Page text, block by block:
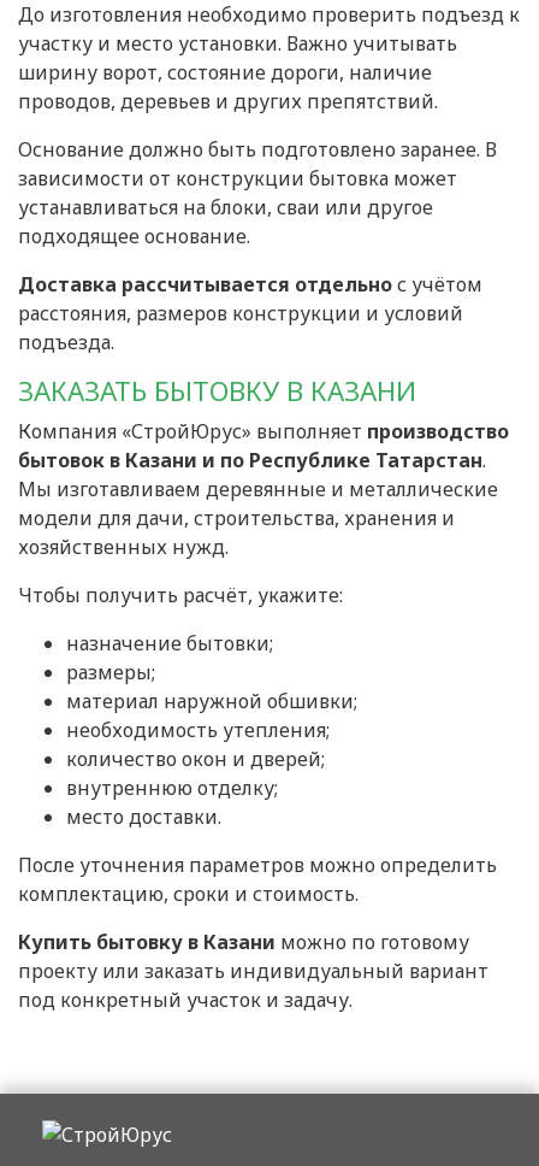
До изготовления необходимо проверить подъезд к
участку и место установки. Важно учитывать
ширину ворот, состояние дороги, наличие
проводов, деревьев и других препятствий.
Основание должно быть подготовлено заранее. В
зависимости от конструкции бытовка может
устанавливаться на блоки, сваи или другое
подходящее основание.
Доставка рассчитывается отдельнос учётом
расстояния, размеров конструкции и условий
подъезда.
ЗАКАЗАТЬ БЫТОВКУ В КАЗАНИ
Компания «СтройЮрус» выполняет производство
бытовок в Казани и по Республике Татарстан.
Мы изготавливаем деревянные и металлические
модели для дачи, строительства, хранения и
хозяйственных нужд.
Чтобы получить расчёт, укажите:
назначение бытовки;
размеры;
материал наружной обшивки;
необходимость утепления;
количество окон и дверей;
внутреннюю отделку;
место доставки.
После уточнения параметров можно определить
комплектацию, сроки и стоимость.
Купить бытовку в Казани можно по готовому
проекту или заказать индивидуальный вариант
под конкретный участок и задачу.